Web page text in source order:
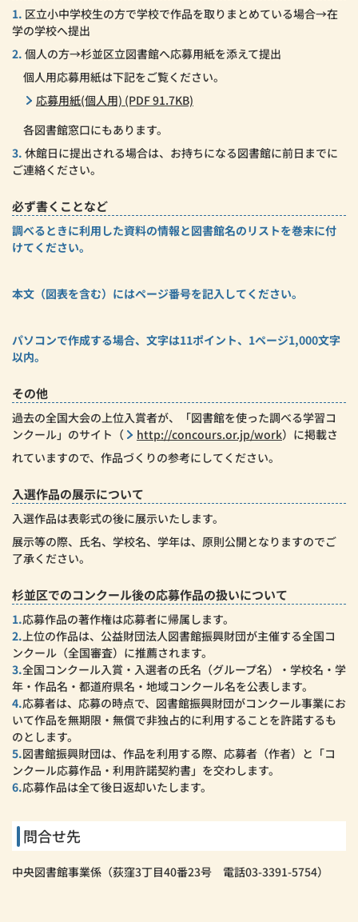
1. 区立小中学校生の方で学校で作品を取りまとめている場合→在
学の学校へ提出
2. 個人の方→杉並区立図書館へ応募用紙を添えて提出
個人用応募用紙は下記をご覧ください。
応募用紙(個人用) (PDF 91.7KB)
各図書館窓口にもあります。
3. 休館日に提出される場合は、お持ちになる図書館に前日までに
ご連絡ください。
必ず書くことなど
調べるときに利用した資料の情報と図書館名のリストを巻末に付
けてください。
本文（図表を含む）にはページ番号を記入してください。
パソコンで作成する場合、文字は11ポイント、1ページ1,000文字
以内。
その他
過去の全国大会の上位入賞者が、「図書館を使った調べる学習コ
ンクール」のサイト（
http://concours.or.jp/work）に掲載さ
れていますので、作品づくりの参考にしてください。
入選作品の展示について
入選作品は表彰式の後に展示いたします。
展示等の際、氏名、学校名、学年は、原則公開となりますのでご
了承ください。
杉並区でのコンクール後の応募作品の扱いについて
1.応募作品の著作権は応募者に帰属します。
2. 上位の作品は、公益財団法人図書館振興財団が主催する全国コ
ンクール（全国審査）に推薦されます。
3.全国コンクール入賞・入選者の氏名（グループ名）・学校名・学
年・作品名・都道府県名・地域コンクール名を公表します。
4.応募者は、応募の時点で、図書館振興財団がコンクール事業にお
いて作品を無期限・無償で非独占的に利用することを許諾するも
のとします。
5.図書館振興財団は、作品を利用する際、応募者（作者）と「コ
ンクール応募作品・利用許諾契約書」を交わします。
6.応募作品は全て後日返却いたします。
問合せ先
中央図書館事業係（荻窪3丁目40番23号 電話03-3391-5754）